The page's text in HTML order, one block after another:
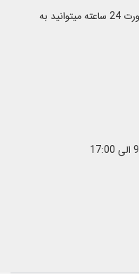
در صورت ایراد یا اشغال خطوط به صورت 24 ساعته میتوانید به